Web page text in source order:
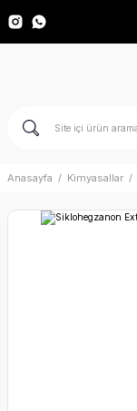
Anasayfa Kimyasallar